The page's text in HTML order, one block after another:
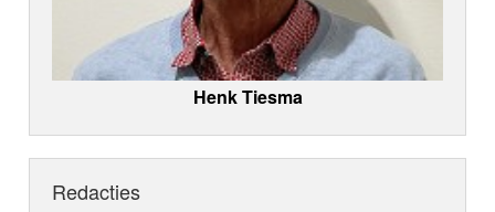
Henk Tiesma
Redacties